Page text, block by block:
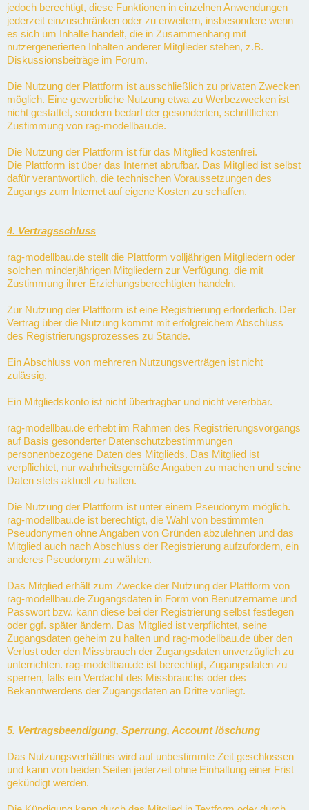
jedoch berechtigt, diese Funktionen in einzelnen Anwendungen
jederzeit einzuschränken oder zu erweitern, insbesondere wenn
es sich um Inhalte handelt, die in Zusammenhang mit
nutzergenerierten Inhalten anderer Mitglieder stehen, z.B.
Diskussionsbeiträge im Forum.
Die Nutzung der Plattform ist ausschließlich zu privaten Zwecken
möglich. Eine gewerbliche Nutzung etwa zu Werbezwecken ist
nicht gestattet, sondern bedarf der gesonderten, schriftlichen
Zustimmung von rag-modellbau.de.
Die Nutzung der Plattform ist für das Mitglied kostenfrei.
Die Plattform ist über das Internet abrufbar. Das Mitglied ist selbst
dafür verantwortlich, die technischen Voraussetzungen des
Zugangs zum Internet auf eigene Kosten zu schaffen.
4. Vertragsschluss
rag-modellbau.de stellt die Plattform volljährigen Mitgliedern oder
solchen minderjährigen Mitgliedern zur Verfügung, die mit
Zustimmung ihrer Erziehungsberechtigten handeln.
Zur Nutzung der Plattform ist eine Registrierung erforderlich. Der
Vertrag über die Nutzung kommt mit erfolgreichem Abschluss
des Registrierungsprozesses zu Stande.
Ein Abschluss von mehreren Nutzungsverträgen ist nicht
zulässig.
Ein Mitgliedskonto ist nicht übertragbar und nicht vererbbar.
rag-modellbau.de erhebt im Rahmen des Registrierungsvorgangs
auf Basis gesonderter Datenschutzbestimmungen
personenbezogene Daten des Mitglieds. Das Mitglied ist
verpflichtet, nur wahrheitsgemäße Angaben zu machen und seine
Daten stets aktuell zu halten.
Die Nutzung der Plattform ist unter einem Pseudonym möglich.
rag-modellbau.de ist berechtigt, die Wahl von bestimmten
Pseudonymen ohne Angaben von Gründen abzulehnen und das
Mitglied auch nach Abschluss der Registrierung aufzufordern, ein
anderes Pseudonym zu wählen.
Das Mitglied erhält zum Zwecke der Nutzung der Plattform von
rag-modellbau.de Zugangsdaten in Form von Benutzername und
Passwort bzw. kann diese bei der Registrierung selbst festlegen
oder ggf. später ändern. Das Mitglied ist verpflichtet, seine
Zugangsdaten geheim zu halten und rag-modellbau.de über den
Verlust oder den Missbrauch der Zugangsdaten unverzüglich zu
unterrichten. rag-modellbau.de ist berechtigt, Zugangsdaten zu
sperren, falls ein Verdacht des Missbrauchs oder des
Bekanntwerdens der Zugangsdaten an Dritte vorliegt.
5. Vertragsbeendigung, Sperrung, Account löschung
Das Nutzungsverhältnis wird auf unbestimmte Zeit geschlossen
und kann von beiden Seiten jederzeit ohne Einhaltung einer Frist
gekündigt werden.